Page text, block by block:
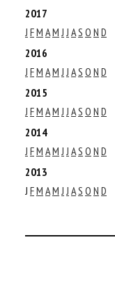
2017
J FM AM J J AS O N D
2016
J FM AM J J AS O N D
2015
J FM AM J J AS O N D
2014
J FM AM J J AS O N D
2013
J FM AM J J AS O N D